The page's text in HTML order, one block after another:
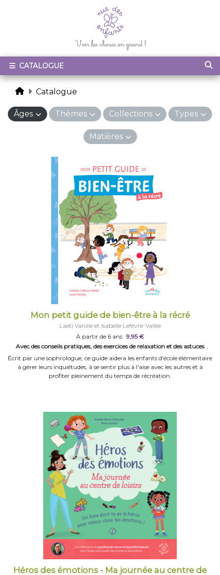
CATALOGUE
Catalogue
Âges Thèmes Collections Types
Matières
Mon petit guide de bien-être à la récré
Laeti Vanille et Isabelle Lefèvre-Vallée
À partir de 6 ans 9,95 €
Avec des conseils pratiques, des exercices de relaxation et des astuces
Écrit par une sophrologue, ce guide aidera les enfants d'école élémentaire
à gérer leurs inquiétudes, à se sentir plus à l'aise avec les autres et à
profiter pleinement du temps de récréation.
Héros des émotions - Ma journée au centre de